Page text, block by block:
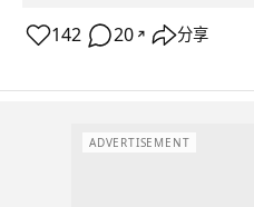
142 20 ↗ 分享
ADVERTISEMENT